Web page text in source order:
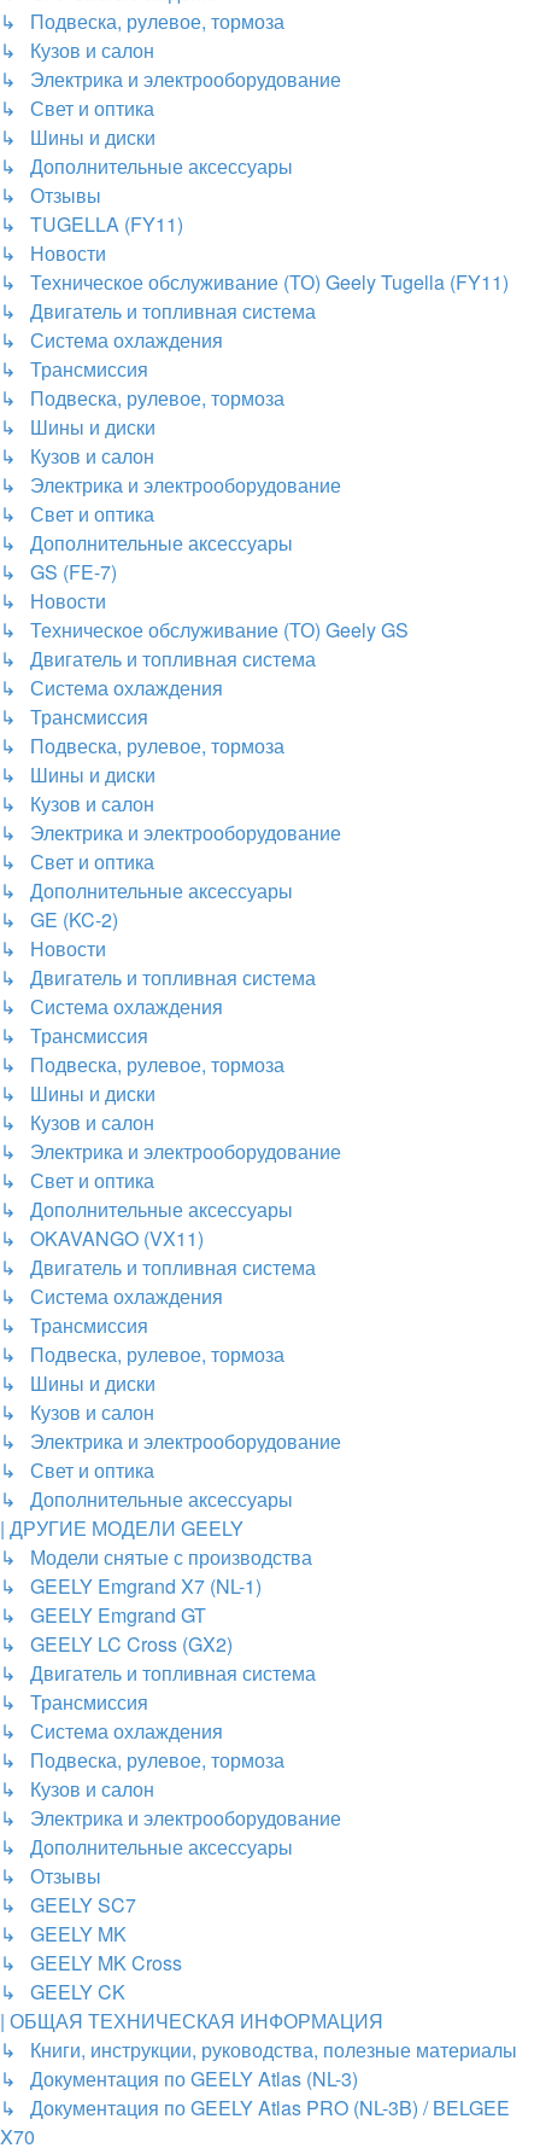
↳ Подвеска, рулевое, тормоза
↳ Кузов и салон
↳ Электрика и электрооборудование
↳ Свет и оптика
↳ Шины и диски
↳ Дополнительные аксессуары
↳ Отзывы
↳ TUGELLA (FY11)
↳ Новости
↳ Техническое обслуживание (ТО) Geely Tugella (FY11)
↳ Двигатель и топливная система
↳ Система охлаждения
↳ Трансмиссия
↳ Подвеска, рулевое, тормоза
↳ Шины и диски
↳ Кузов и салон
↳ Электрика и электрооборудование
↳ Свет и оптика
↳ Дополнительные аксессуары
↳ GS (FE-7)
↳ Новости
↳ Техническое обслуживание (ТО) Geely GS
↳ Двигатель и топливная система
↳ Система охлаждения
↳ Трансмиссия
↳ Подвеска, рулевое, тормоза
↳ Шины и диски
↳ Кузов и салон
↳ Электрика и электрооборудование
↳ Свет и оптика
↳ Дополнительные аксессуары
↳ GE (KC-2)
↳ Новости
↳ Двигатель и топливная система
↳ Система охлаждения
↳ Трансмиссия
↳ Подвеска, рулевое, тормоза
↳ Шины и диски
↳ Кузов и салон
↳ Электрика и электрооборудование
↳ Свет и оптика
↳ Дополнительные аксессуары
↳ OKAVANGO (VX11)
↳ Двигатель и топливная система
↳ Система охлаждения
↳ Трансмиссия
↳ Подвеска, рулевое, тормоза
↳ Шины и диски
↳ Кузов и салон
↳ Электрика и электрооборудование
↳ Свет и оптика
↳ Дополнительные аксессуары
| ДРУГИЕ МОДЕЛИ GEELY
↳ Модели снятые с производства
↳ GEELY Emgrand X7 (NL-1)
↳ GEELY Emgrand GT
↳ GEELY LC Cross (GX2)
↳ Двигатель и топливная система
↳ Трансмиссия
↳ Система охлаждения
↳ Подвеска, рулевое, тормоза
↳ Кузов и салон
↳ Электрика и электрооборудование
↳ Дополнительные аксессуары
↳ Отзывы
↳ GEELY SC7
↳ GEELY MK
↳ GEELY MK Cross
↳ GEELY CK
| ОБЩАЯ ТЕХНИЧЕСКАЯ ИНФОРМАЦИЯ
↳ Книги, инструкции, руководства, полезные материалы
↳ Документация по GEELY Atlas (NL-3)
↳ Документация по GEELY Atlas PRO (NL-3B) / BELGEE
X70